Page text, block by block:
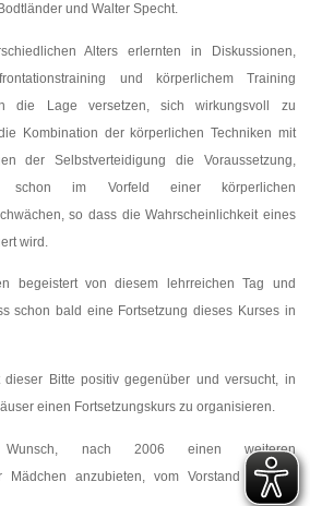
und Walter Specht.
Alters erlernten in Diskussionen,
und körperlichem Training
die Lage versetzen, sich wirkungsvoll zu
Kombination der körperlichen Techniken mit
der Selbstverteidigung die Voraussetzung,
schon im Vorfeld einer körperlichen
so dass die Wahrscheinlichkeit eines
wird.
begeistert von diesem lehrreichen Tag und
schon bald eine Fortsetzung dieses Kurses in
dieser Bitte positiv gegenüber und versucht, in
einen Fortsetzungskurs zu organisieren.
nach 2006 einen weiteren
Mädchen anzubieten, vom Vorstand des TV